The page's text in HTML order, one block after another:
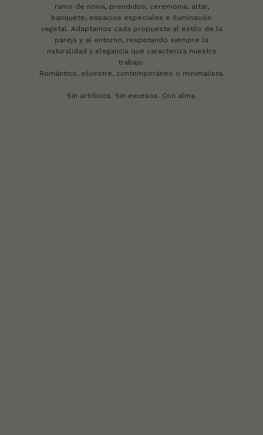
ramo de novia, prendidos, ceremonia, altar,
banquete, espacios especiales e iluminación
vegetal. Adaptamos cada propuesta al estilo de la
pareja y al entorno, respetando siempre la
naturalidad y elegancia que caracteriza nuestro
trabajo.
Romántico, silvestre, contemporáneo o minimalista.
Sin artificios. Sin excesos. Con alma.